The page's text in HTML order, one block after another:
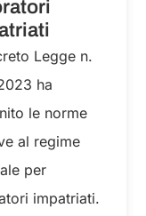
Legge n.
ha
le norme
al regime
per
impatriati.